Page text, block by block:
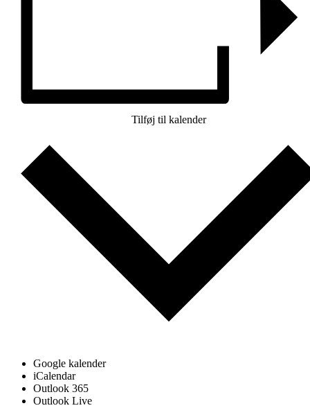
Tilføj til kalender
Google kalender
iCalendar
Outlook 365
Outlook Live